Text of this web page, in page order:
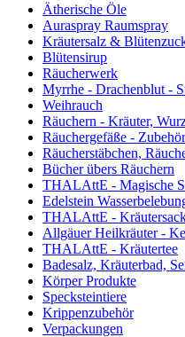
Ätherische Öle
Auraspray Raumspray
Kräutersalz &
Blütensirup
Räucherwerk
Myrrhe - Drachenblut -
Weihrauch
Räuchern - Kräuter,
Räuchergefäße - Zubehör
Räucherstäbchen,
Bücher übers Räuchern
THALAttE - Magische
Edelstein
THALAttE -
Allgäuer Heilkräuter -
THALAttE - Kräutertee
Badesalz, Kräuterbad,
Körper Produkte
Specksteintiere
Krippenzubehör
Verpackungen